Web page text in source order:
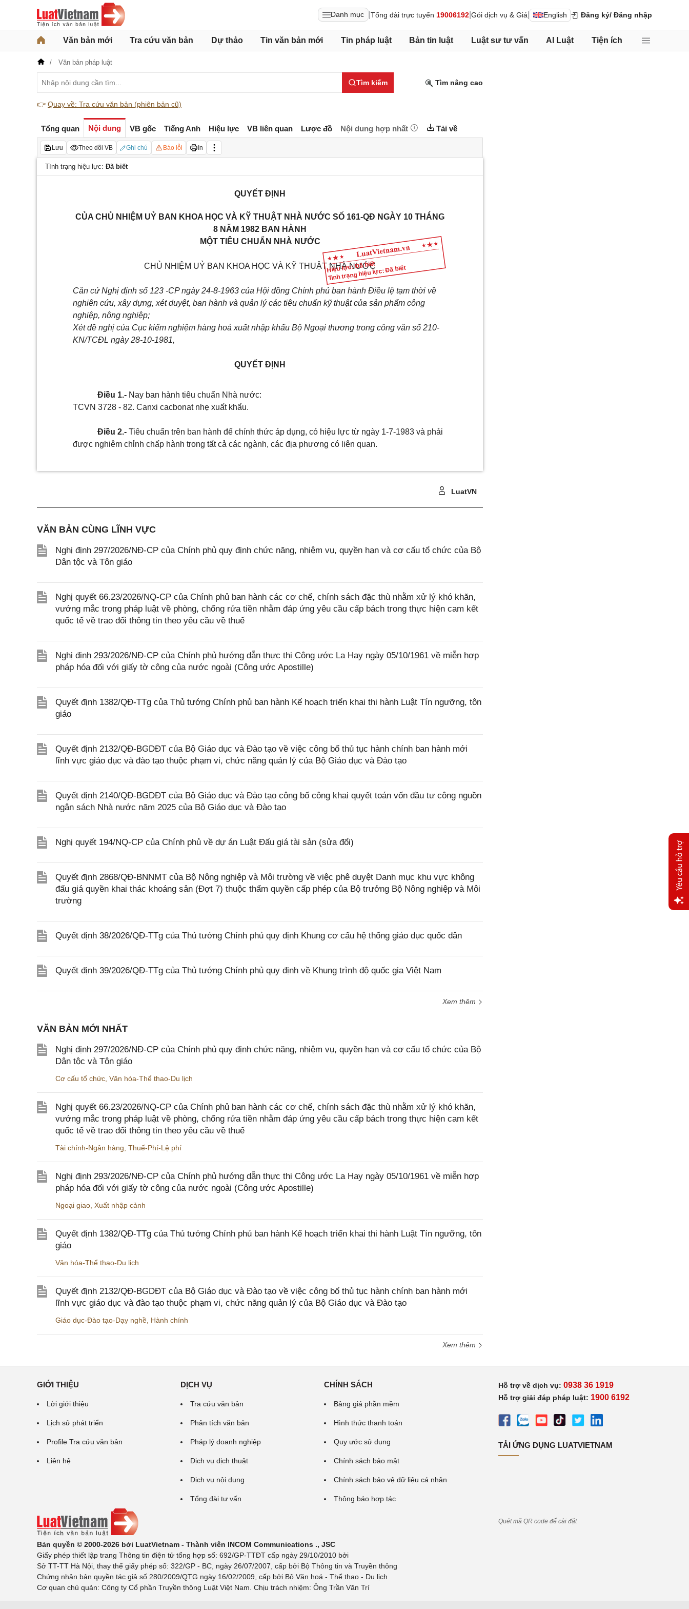
Danh mục Tổng đài trực tuyến 19006192 Gói dịch vụ & Giá English Đăng ký/ Đăng nhập
Văn bản mới Tra cứu văn bản Dự thảo Tin văn bản mới Tin pháp luật Bản tin luật Luật sư tư vấn AI Luật Tiện ích
Văn bản pháp luật
Tìm kiếm Tìm nâng cao
👉 Quay về: Tra cứu văn bản (phiên bản cũ)
Tổng quan Nội dung VB gốc Tiếng Anh Hiệu lực VB liên quan Lược đồ Nội dung hợp nhất Tải về
Lưu Theo dõi VB Ghi chú Báo lỗi In
Tình trạng hiệu lực: Đã biết
Hiệu lực: Đã biết
Tình trạng hiệu lực: Đã biết
QUYẾT ĐỊNH
CỦA CHỦ NHIỆM UỶ BAN KHOA HỌC VÀ KỸ THUẬT NHÀ NƯỚC SỐ 161-QĐ NGÀY 10 THÁNG
8 NĂM 1982 BAN HÀNH
MỘT TIÊU CHUẨN NHÀ NƯỚC
CHỦ NHIỆM UỶ BAN KHOA HỌC VÀ KỸ THUẬT NHÀ NƯỚC
Căn cứ Nghị định số 123 -CP ngày 24-8-1963 của Hội đồng Chính phủ ban hành Điều lệ tạm thời về
nghiên cứu, xây dựng, xét duyệt, ban hành và quản lý các tiêu chuẩn kỹ thuật của sản phẩm công
nghiệp, nông nghiệp;
Xét đề nghị của Cục kiểm nghiệm hàng hoá xuất nhập khẩu Bộ Ngoại thương trong công văn số 210-
KN/TCĐL ngày 28-10-1981,
QUYẾT ĐỊNH
Điều 1.- Nay ban hành tiêu chuẩn Nhà nước:
TCVN 3728 - 82. Canxi cacbonat nhẹ xuất khẩu.
Điều 2.- Tiêu chuẩn trên ban hành để chính thức áp dụng, có hiệu lực từ ngày 1-7-1983 và phải
được nghiêm chỉnh chấp hành trong tất cả các ngành, các địa phương có liên quan.
LuatVN
VĂN BẢN CÙNG LĨNH VỰC
Nghị định 297/2026/NĐ-CP của Chính phủ quy định chức năng, nhiệm vụ, quyền hạn và cơ cấu tổ chức của Bộ
Dân tộc và Tôn giáo
Nghị quyết 66.23/2026/NQ-CP của Chính phủ ban hành các cơ chế, chính sách đặc thù nhằm xử lý khó khăn,
vướng mắc trong pháp luật về phòng, chống rửa tiền nhằm đáp ứng yêu cầu cấp bách trong thực hiện cam kết
quốc tế về trao đổi thông tin theo yêu cầu về thuế
Nghị định 293/2026/NĐ-CP của Chính phủ hướng dẫn thực thi Công ước La Hay ngày 05/10/1961 về miễn hợp
pháp hóa đối với giấy tờ công của nước ngoài (Công ước Apostille)
Quyết định 1382/QĐ-TTg của Thủ tướng Chính phủ ban hành Kế hoạch triển khai thi hành Luật Tín ngưỡng, tôn
giáo
Quyết định 2132/QĐ-BGDĐT của Bộ Giáo dục và Đào tạo về việc công bố thủ tục hành chính ban hành mới
lĩnh vực giáo dục và đào tạo thuộc phạm vi, chức năng quản lý của Bộ Giáo dục và Đào tạo
Quyết định 2140/QĐ-BGDĐT của Bộ Giáo dục và Đào tạo công bố công khai quyết toán vốn đầu tư công nguồn
ngân sách Nhà nước năm 2025 của Bộ Giáo dục và Đào tạo
Nghị quyết 194/NQ-CP của Chính phủ về dự án Luật Đấu giá tài sản (sửa đổi)
Quyết định 2868/QĐ-BNNMT của Bộ Nông nghiệp và Môi trường về việc phê duyệt Danh mục khu vực không
đấu giá quyền khai thác khoáng sản (Đợt 7) thuộc thẩm quyền cấp phép của Bộ trưởng Bộ Nông nghiệp và Môi
trường
Quyết định 38/2026/QĐ-TTg của Thủ tướng Chính phủ quy định Khung cơ cấu hệ thống giáo dục quốc dân
Quyết định 39/2026/QĐ-TTg của Thủ tướng Chính phủ quy định về Khung trình độ quốc gia Việt Nam
Xem thêm
VĂN BẢN MỚI NHẤT
Nghị định 297/2026/NĐ-CP của Chính phủ quy định chức năng, nhiệm vụ, quyền hạn và cơ cấu tổ chức của Bộ
Dân tộc và Tôn giáo
Cơ cấu tổ chức Văn hóa-Thể thao-Du lịch
Nghị quyết 66.23/2026/NQ-CP của Chính phủ ban hành các cơ chế, chính sách đặc thù nhằm xử lý khó khăn,
vướng mắc trong pháp luật về phòng, chống rửa tiền nhằm đáp ứng yêu cầu cấp bách trong thực hiện cam kết
quốc tế về trao đổi thông tin theo yêu cầu về thuế
Tài chính-Ngân hàng Thuế-Phí-Lệ phí
Nghị định 293/2026/NĐ-CP của Chính phủ hướng dẫn thực thi Công ước La Hay ngày 05/10/1961 về miễn hợp
pháp hóa đối với giấy tờ công của nước ngoài (Công ước Apostille)
Ngoại giao Xuất nhập cảnh
Quyết định 1382/QĐ-TTg của Thủ tướng Chính phủ ban hành Kế hoạch triển khai thi hành Luật Tín ngưỡng, tôn
giáo
Văn hóa-Thể thao-Du lịch
Quyết định 2132/QĐ-BGDĐT của Bộ Giáo dục và Đào tạo về việc công bố thủ tục hành chính ban hành mới
lĩnh vực giáo dục và đào tạo thuộc phạm vi, chức năng quản lý của Bộ Giáo dục và Đào tạo
Giáo dục-Đào tạo-Dạy nghề Hành chính
Xem thêm
GIỚI THIỆU
Lời giới thiệu
Lịch sử phát triển
Profile Tra cứu văn bản
Liên hệ
DỊCH VỤ
Tra cứu văn bản
Phân tích văn bản
Pháp lý doanh nghiệp
Dịch vụ dịch thuật
Dịch vụ nội dung
Tổng đài tư vấn
CHÍNH SÁCH
Bảng giá phần mềm
Hình thức thanh toán
Quy ước sử dụng
Chính sách bảo mật
Chính sách bảo vệ dữ liệu cá nhân
Thông báo hợp tác
Bản quyền © 2000-2026 bởi LuatVietnam - Thành viên INCOM Communications ., JSC
Giấy phép thiết lập trang Thông tin điện tử tổng hợp số: 692/GP-TTĐT cấp ngày 29/10/2010 bởi
Sở TT-TT Hà Nội, thay thế giấy phép số: 322/GP - BC, ngày 26/07/2007, cấp bởi Bộ Thông tin và Truyền thông
Chứng nhận bản quyền tác giả số 280/2009/QTG ngày 16/02/2009, cấp bởi Bộ Văn hoá - Thể thao - Du lịch
Cơ quan chủ quản: Công ty Cổ phần Truyền thông Luật Việt Nam. Chịu trách nhiệm: Ông Trần Văn Trí
Hỗ trợ về dịch vụ: 0938 36 1919
Hỗ trợ giải đáp pháp luật: 1900 6192
TẢI ỨNG DỤNG LUATVIETNAM
Quét mã QR code để cài đặt